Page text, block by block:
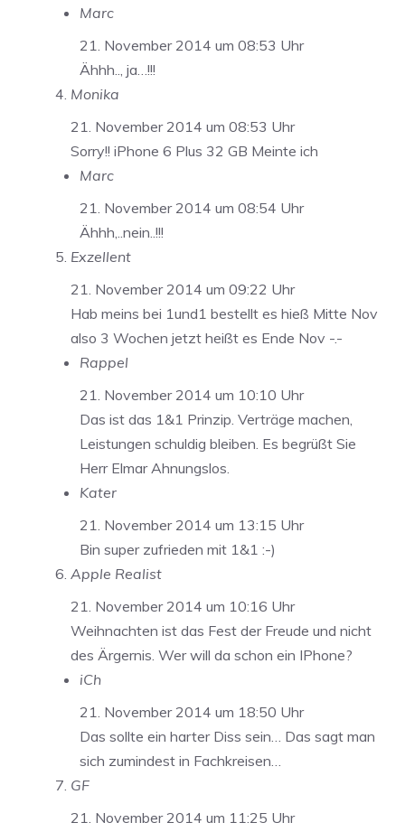
Marc
21. November 2014 um 08:53 Uhr
Ähhh.., ja…!!!
Monika
21. November 2014 um 08:53 Uhr
Sorry!! iPhone 6 Plus 32 GB Meinte ich
Marc
21. November 2014 um 08:54 Uhr
Ähhh,..nein..!!!
Exzellent
21. November 2014 um 09:22 Uhr
Hab meins bei 1und1 bestellt es hieß Mitte Nov
also 3 Wochen jetzt heißt es Ende Nov -.-
Rappel
21. November 2014 um 10:10 Uhr
Das ist das 1&1 Prinzip. Verträge machen,
Leistungen schuldig bleiben. Es begrüßt Sie
Herr Elmar Ahnungslos.
Kater
21. November 2014 um 13:15 Uhr
Bin super zufrieden mit 1&1 :-)
Apple Realist
21. November 2014 um 10:16 Uhr
Weihnachten ist das Fest der Freude und nicht
des Ärgernis. Wer will da schon ein IPhone?
iCh
21. November 2014 um 18:50 Uhr
Das sollte ein harter Diss sein… Das sagt man
sich zumindest in Fachkreisen…
GF
21. November 2014 um 11:25 Uhr